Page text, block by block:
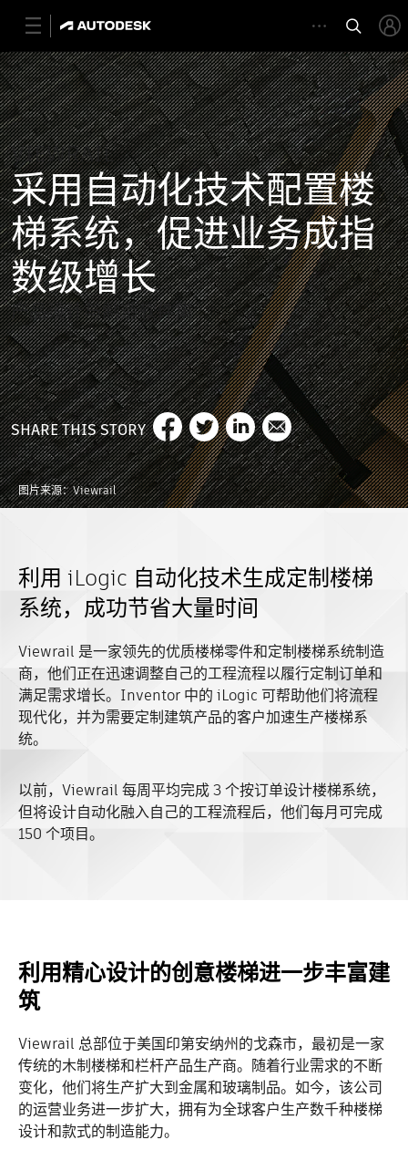
VIEWRAIL
采用自动化技术配置楼
梯系统，促进业务成指
数级增长
产品设计与制造软件集
图片来源：Viewrail
SHARE THIS STORY
利用 iLogic 自动化技术生成定制楼梯
系统，成功节省大量时间
Viewrail 是一家领先的优质楼梯零件和定制楼梯系统制造
商，他们正在迅速调整自己的工程流程以履行定制订单和
满足需求增长。Inventor 中的 iLogic 可帮助他们将流程
现代化，并为需要定制建筑产品的客户加速生产楼梯系
统。
以前，Viewrail 每周平均完成 3 个按订单设计楼梯系统，
但将设计自动化融入自己的工程流程后，他们每月可完成
150 个项目。
利用精心设计的创意楼梯进一步丰富建
筑
Viewrail 总部位于美国印第安纳州的戈森市，最初是一家
传统的木制楼梯和栏杆产品生产商。随着行业需求的不断
变化，他们将生产扩大到金属和玻璃制品。如今，该公司
的运营业务进一步扩大，拥有为全球客户生产数千种楼梯
设计和款式的制造能力。